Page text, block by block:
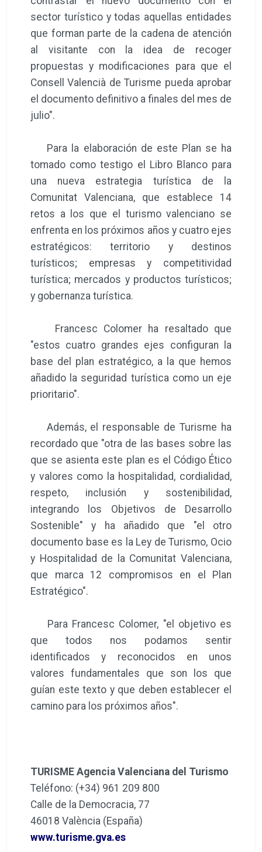
sector turístico y todas aquellas entidades
que forman parte de la cadena de atención
al visitante con la idea de recoger
propuestas y modificaciones para que el
Consell Valencià de Turisme pueda aprobar
el documento definitivo a finales del mes de
julio".
Para la elaboración de este Plan se ha
tomado como testigo el Libro Blanco para
una nueva estrategia turística de la
Comunitat Valenciana, que establece 14
retos a los que el turismo valenciano se
enfrenta en los próximos años y cuatro ejes
estratégicos: territorio y destinos
turísticos; empresas y competitividad
turística; mercados y productos turísticos;
y gobernanza turística.
Francesc Colomer ha resaltado que
"estos cuatro grandes ejes configuran la
base del plan estratégico, a la que hemos
añadido la seguridad turística como un eje
prioritario".
Además, el responsable de Turisme ha
recordado que "otra de las bases sobre las
que se asienta este plan es el Código Ético
y valores como la hospitalidad, cordialidad,
respeto, inclusión y sostenibilidad,
integrando los Objetivos de Desarrollo
Sostenible" y ha añadido que "el otro
documento base es la Ley de Turismo, Ocio
y Hospitalidad de la Comunitat Valenciana,
que marca 12 compromisos en el Plan
Estratégico".
Para Francesc Colomer, "el objetivo es
que todos nos podamos sentir
identificados y reconocidos en unos
valores fundamentales que son los que
guían este texto y que deben establecer el
camino para los próximos años".
TURISME Agencia Valenciana del Turismo
Teléfono: (+34) 961 209 800
Calle de la Democracia, 77
46018 València (España)
www.turisme.gva.es